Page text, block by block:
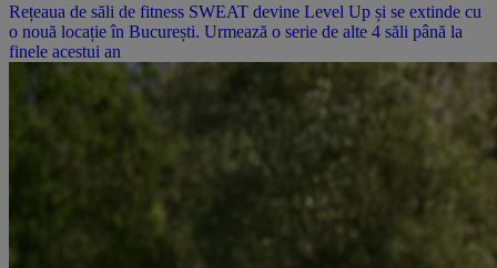
Rețeaua de săli de fitness SWEAT devine Level Up și se extinde cu
o nouă locație în București. Urmează o serie de alte 4 săli până la
finele acestui an